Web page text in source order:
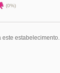
(0%)
este estabelecimento.